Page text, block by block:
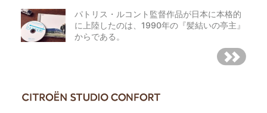
パトリス・ルコント監督作品が日本に本格的
に上陸したのは、1990年の『髪結いの亭主』
からである。